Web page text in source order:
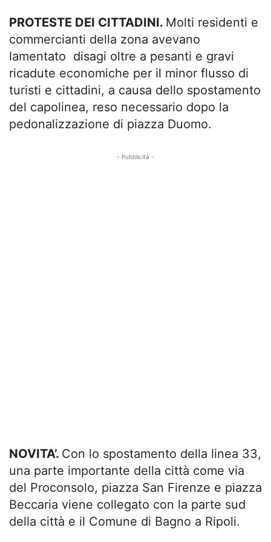
PROTESTE DEI CITTADINI. Molti residenti e
commercianti della zona avevano
lamentato disagi oltre a pesanti e gravi
ricadute economiche per il minor flusso di
turisti e cittadini, a causa dello spostamento
del capolinea, reso necessario dopo la
pedonalizzazione di piazza Duomo.
- Pubblicità -
NOVITA’. Con lo spostamento della linea 33,
una parte importante della città come via
del Proconsolo, piazza San Firenze e piazza
Beccaria viene collegato con la parte sud
della città e il Comune di Bagno a Ripoli.